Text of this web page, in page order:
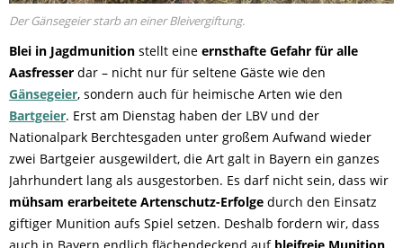
Der Gänsegeier starb an einer Bleivergiftung.
Blei in Jagdmunition stellt eine ernsthafte Gefahr für alle
Aasfresser dar – nicht nur für seltene Gäste wie den
Gänsegeier, sondern auch für heimische Arten wie den
Bartgeier. Erst am Dienstag haben der LBV und der
Nationalpark Berchtesgaden unter großem Aufwand wieder
zwei Bartgeier ausgewildert, die Art galt in Bayern ein ganzes
Jahrhundert lang als ausgestorben. Es darf nicht sein, dass wir
mühsam erarbeitete Artenschutz-Erfolge durch den Einsatz
giftiger Munition aufs Spiel setzen. Deshalb fordern wir, dass